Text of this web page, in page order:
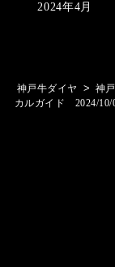
2024年4月
神戸牛ダイヤ > 神
カルガイド 2024/